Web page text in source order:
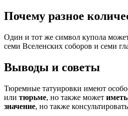
Почему разное
Один и тот же символ купола
семи Вселенских соборов и семи
Выводы и советы
Тюремные татуировки имеют
или тюрьме, но также может иметь
значение, но также